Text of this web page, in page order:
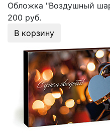
Обложка "Воздушный
200 руб.
В корзину